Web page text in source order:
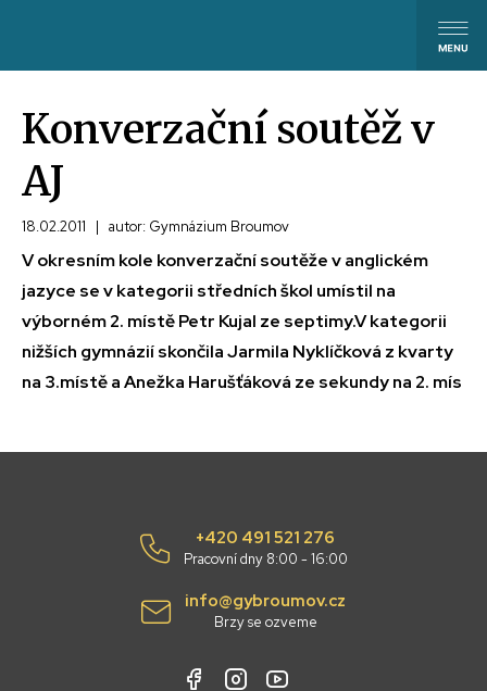
Konverzační soutěž v
AJ
18.02.2011 | autor: Gymnázium Broumov
V okresním kole konverzační soutěže v anglickém
jazyce se v kategorii středních škol umístil na
výborném 2. místě Petr Kujal ze septimy.V kategorii
nižších gymnázií skončila Jarmila Nyklíčková z kvarty
na 3.místě a Anežka Harušťáková ze sekundy na 2. mís
+420 491 521 276
Pracovní dny 8:00 - 16:00
info@gybroumov.cz
Brzy se ozveme